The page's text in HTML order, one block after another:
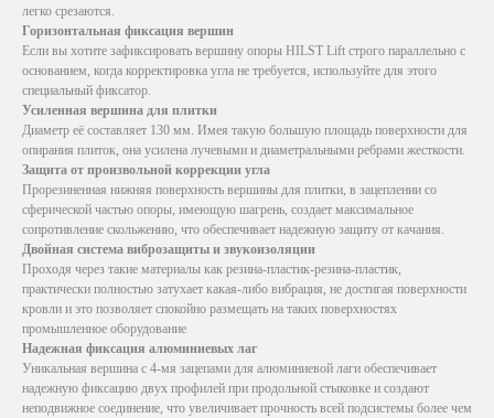
легко срезаются.
Горизонтальная фиксация вершин
Если вы хотите зафиксировать вершину опоры HILST Lift строго параллельно с
основанием, когда корректировка угла не требуется, используйте для этого
специальный фиксатор.
Усиленная вершина для плитки
Диаметр её составляет 130 мм. Имея такую большую площадь поверхности для
опирания плиток, она усилена лучевыми и диаметральными ребрами жесткости.
Защита от произвольной коррекции угла
Прорезиненная нижняя поверхность вершины для плитки, в зацеплении со
сферической частью опоры, имеющую шагрень, создает максимальное
сопротивление скольжению, что обеспечивает надежную защиту от качания.
Двойная система виброзащиты и звукоизоляции
Проходя через такие материалы как резина-пластик-резина-пластик,
практически полностью затухает какая-либо вибрация, не достигая поверхности
кровли и это позволяет спокойно размещать на таких поверхностях
промышленное оборудование
Надежная фиксация алюминиевых лаг
Уникальная вершина с 4-мя зацепами для алюминиевой лаги обеспечивает
надежную фиксацию двух профилей при продольной стыковке и создают
неподвижное соединение, что увеличивает прочность всей подсистемы более чем